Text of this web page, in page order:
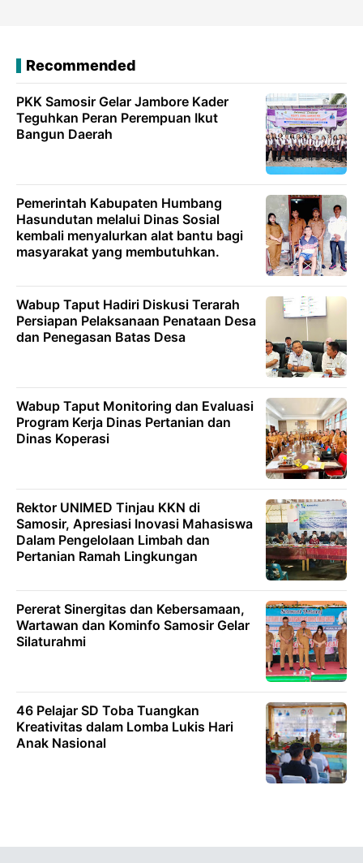
Recommended
PKK Samosir Gelar Jambore Kader
Teguhkan Peran Perempuan Ikut
Bangun Daerah
Pemerintah Kabupaten Humbang
Hasundutan melalui Dinas Sosial
kembali menyalurkan alat bantu bagi
masyarakat yang membutuhkan.
Wabup Taput Hadiri Diskusi Terarah
Persiapan Pelaksanaan Penataan Desa
dan Penegasan Batas Desa
Wabup Taput Monitoring dan Evaluasi
Program Kerja Dinas Pertanian dan
Dinas Koperasi
Rektor UNIMED Tinjau KKN di
Samosir, Apresiasi Inovasi Mahasiswa
Dalam Pengelolaan Limbah dan
Pertanian Ramah Lingkungan
Pererat Sinergitas dan Kebersamaan,
Wartawan dan Kominfo Samosir Gelar
Silaturahmi
46 Pelajar SD Toba Tuangkan
Kreativitas dalam Lomba Lukis Hari
Anak Nasional